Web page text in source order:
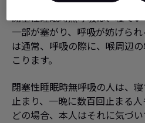
閉塞性睡眠時無呼吸は、寝て
一部が塞がり、呼吸が妨げら
は通常、呼吸の際に、喉周辺
こります。
閉塞性睡眠時無呼吸の人は、
止まり、一晩に数百回止まる
どの場合、本人はそれに気づ